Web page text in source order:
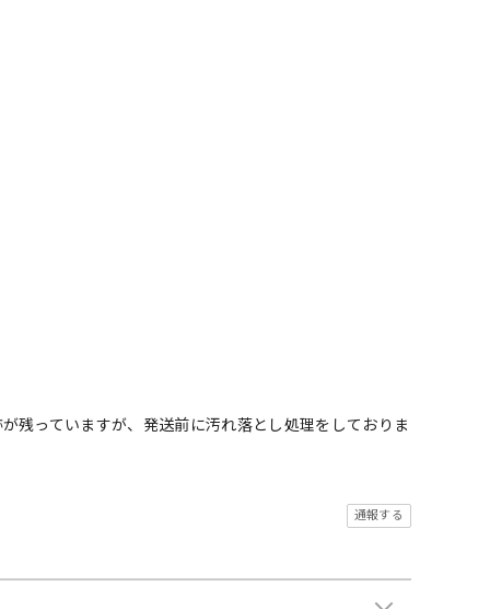
残っていますが、発送前に汚れ落とし処理をしておりま
通報する